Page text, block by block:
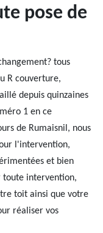
pose de
tous
R couverture,
depuis quinzaines
1 en ce
de Rumaisnil, nous
l'intervention,
et bien
toute intervention,
toit ainsi que votre
réaliser vos